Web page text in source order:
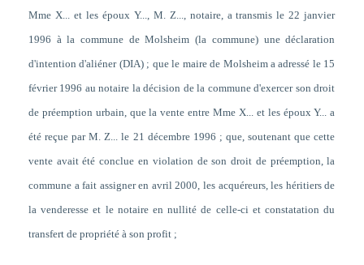
Mme X... et les époux Y..., M. Z..., notaire, a transmis le 22 janvier
1996 à la commune de Molsheim (la commune) une déclaration
d'intention d'aliéner (DIA) ; que le maire de Molsheim a adressé le 15
février 1996 au notaire la décision de la commune d'exercer son droit
de préemption urbain, que la vente entre Mme X... et les époux Y... a
été reçue par M. Z... le 21 décembre 1996 ; que, soutenant que cette
vente avait été conclue en violation de son droit de préemption, la
commune a fait assigner en avril 2000, les acquéreurs, les héritiers de
la venderesse et le notaire en nullité de celle-ci et constatation du
transfert de propriété à son profit;